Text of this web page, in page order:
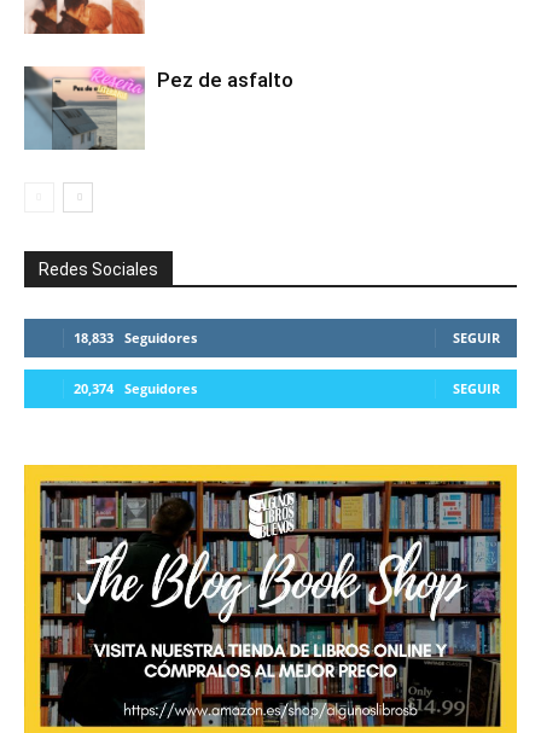
Pez de asfalto
Redes Sociales
18,833 Seguidores SEGUIR
20,374 Seguidores SEGUIR